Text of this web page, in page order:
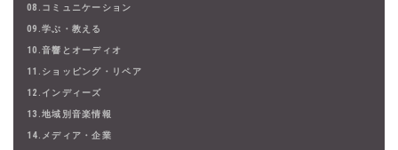
08.コミュニケーション
09.学ぶ・教える
10.音響とオーディオ
11.ショッピング・リペア
12.インディーズ
13.地域別音楽情報
14.メディア・企業